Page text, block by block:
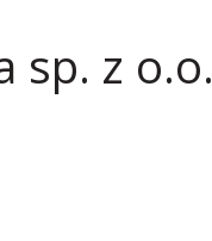
sp. z o.o.